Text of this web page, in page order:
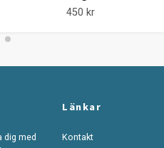
450 kr
dig med
Länkar
Kontakt